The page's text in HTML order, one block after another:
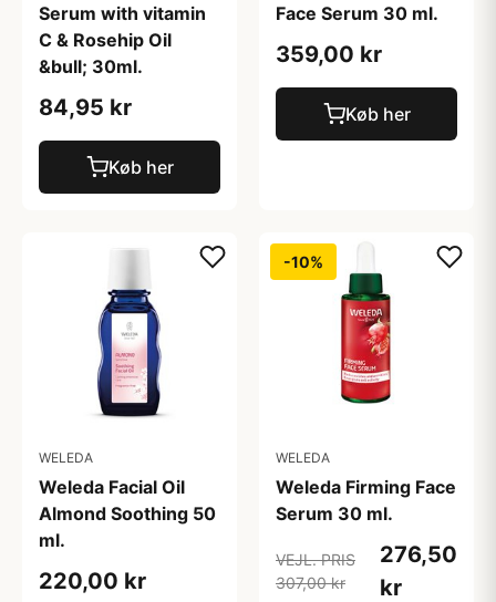
Serum with vitamin
C & Rosehip Oil
&bull; 30ml.
84,95 kr
Køb her
Face Serum 30 ml.
359,00 kr
Køb her
WELEDA
Weleda Facial Oil
Almond Soothing 50
ml.
220,00 kr
-10%
WELEDA
Weleda Firming Face
Serum 30 ml.
VEJL. PRIS
307,00 kr
276,50
kr